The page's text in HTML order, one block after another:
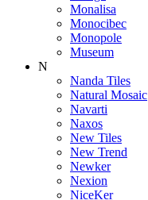
Monalisa
Monocibec
Monopole
Museum
N
Nanda Tiles
Natural Mosaic
Navarti
Naxos
New Tiles
New Trend
Newker
Nexion
NiceKer